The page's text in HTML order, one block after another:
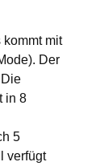
mit
Der
in 8
5
verfügt